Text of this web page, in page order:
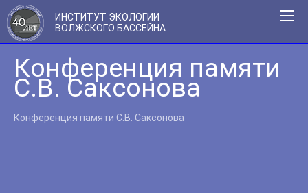
ИНСТИТУТ ЭКОЛОГИИ
ВОЛЖСКОГО БАССЕЙНА
Конференция памяти
С.В. Саксонова
Конференция памяти С.В. Саксонова